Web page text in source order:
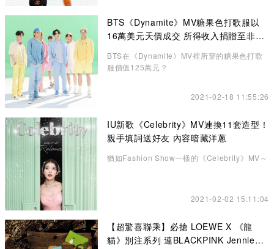
BTS《Dynamite》MV糖果色打歌服以
16萬美元天價成交 所得收入捐贈至非牟
BTS在《Dynamite》MV裡所穿的糖果色打歌
服價值125萬元？
2021-02-18 11:55:26
IU新歌《Celebrity》MV連換11套造型！
親手填詞送好友 內容暗藏洋蔥
猶如Fashion Show一樣的《Celebrity》MV～
2021-02-02 15:11:04
【超驚喜聯乘】必搶 LOEWE X 《龍
貓》別注系列 連BLACKPINK Jennie也